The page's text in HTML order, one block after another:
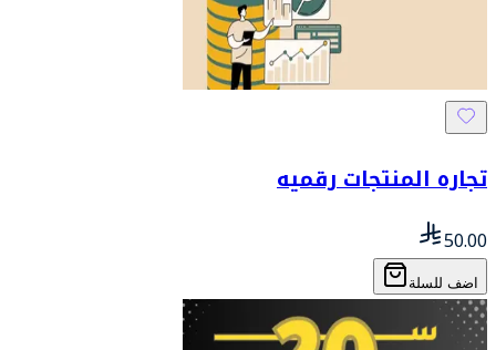
تجاره المنتجات رقميه
50.00
اضف للسلة